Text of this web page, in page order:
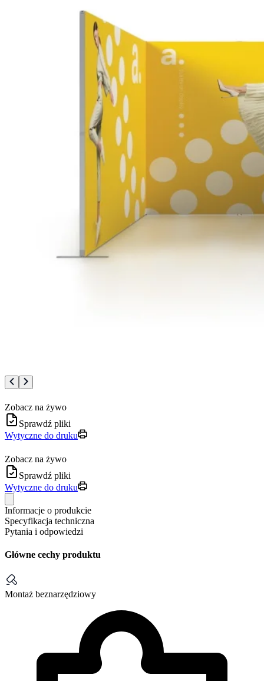
Zobacz na żywo
Sprawdź pliki
Wytyczne do druku
Zobacz na żywo
Sprawdź pliki
Wytyczne do druku
Informacje o produkcie
Specyfikacja techniczna
Pytania i odpowiedzi
Główne cechy produktu
Montaż beznarzędziowy